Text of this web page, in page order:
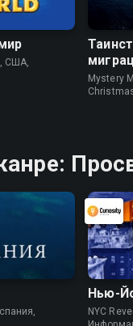
США,
крабов
Mystery
Нью-
NYC